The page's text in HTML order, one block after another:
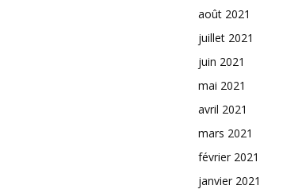
août 2021
juillet 2021
juin 2021
mai 2021
avril 2021
mars 2021
février 2021
janvier 2021